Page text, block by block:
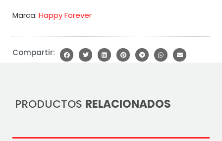
Marca: Happy Forever
Compartir:
PRODUCTOS RELACIONADOS